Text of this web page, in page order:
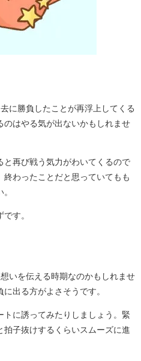
に勝負したことが再浮上してくる
はやる気が出ないかもしれませ
と再び戦う気力がわいてくるので
わったことだと思っていてもも
す。
いを伝える時期なのかもしれませ
出る方がよさそうです。
に誘ってみたりしましょう。緊
子抜けするくらいスムーズに進